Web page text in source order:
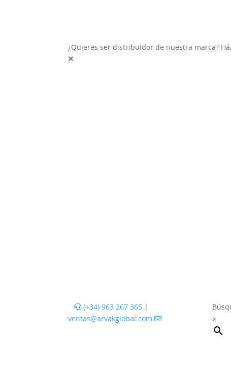
¿Quieres ser distribuidor de nuestra marca?
(+34) 963 267 365 |
ventas@arvakglobal.com
×